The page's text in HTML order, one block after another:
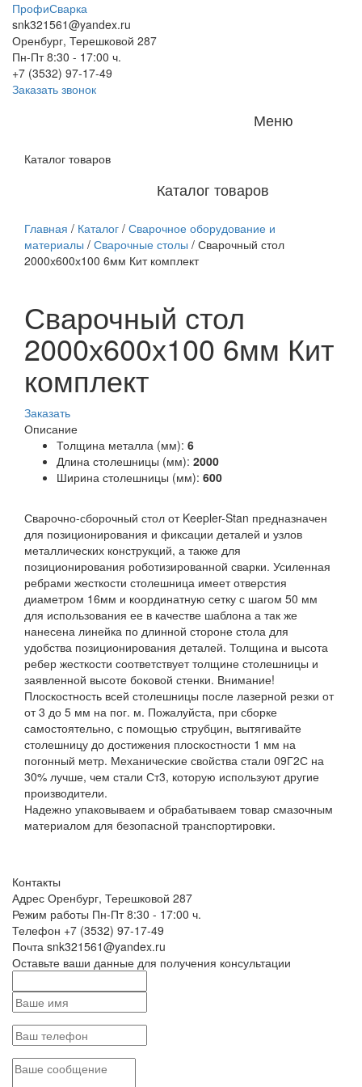
ПрофиСварка
snk321561@yandex.ru
Оренбург, Терешковой 287
Пн-Пт 8:30 - 17:00 ч.
+7 (3532) 97-17-49
Заказать звонок
Меню
Каталог товаров
Каталог товаров
Главная / Каталог / Сварочное оборудование и
материалы / Сварочные столы / Сварочный стол
2000х600х100 6мм Кит комплект
Сварочный стол
2000х600х100 6мм Кит
комплект
Заказать
Описание
Толщина металла (мм): 6
Длина столешницы (мм): 2000
Ширина столешницы (мм): 600
Сварочно-сборочный стол от Keepler-Stan предназначен
для позиционирования и фиксации деталей и узлов
металлических конструкций, а также для
позиционирования роботизированной сварки. Усиленная
ребрами жесткости столешница имеет отверстия
диаметром 16мм и координатную сетку с шагом 50 мм
для использования ее в качестве шаблона а так же
нанесена линейка по длинной стороне стола для
удобства позиционирования деталей. Толщина и высота
ребер жесткости соответствует толщине столешницы и
заявленной высоте боковой стенки. Внимание!
Плоскостность всей столешницы после лазерной резки от
от 3 до 5 мм на пог. м. Пожалуйста, при сборке
самостоятельно, с помощью струбцин, вытягивайте
столешницу до достижения плоскостности 1 мм на
погонный метр. Механические свойства стали 09Г2С на
30% лучше, чем стали Ст3, которую используют другие
производители.
Надежно упаковываем и обрабатываем товар смазочным
материалом для безопасной транспортировки.
Контакты
Адрес Оренбург, Терешковой 287
Режим работы Пн-Пт 8:30 - 17:00 ч.
Телефон +7 (3532) 97-17-49
Почта snk321561@yandex.ru
Оставьте ваши данные для получения консультации